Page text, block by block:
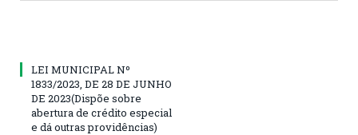
LEI MUNICIPAL Nº
1833/2023, DE 28 DE JUNHO
DE 2023(Dispõe sobre
abertura de crédito especial
e dá outras providências)